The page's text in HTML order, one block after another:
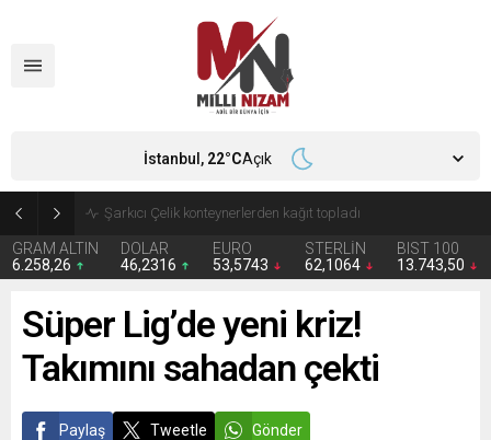
İran 2 ülkeyi birden vurdu
GRAM ALTIN
6.258,26
DOLAR
46,2316
EURO
53,5743
STERLİN
62,1064
BIST 100
13.743,50
İstanbul, 22°CAçık
Süper Lig’de yeni kriz!
Takımını sahadan çekti
Paylaş Tweetle Gönder